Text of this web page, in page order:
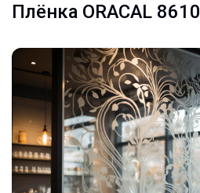
Плёнка ORACAL 8610